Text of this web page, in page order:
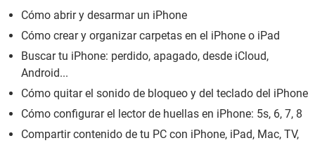
Cómo abrir y desarmar un iPhone
Cómo crear y organizar carpetas en el iPhone o iPad
Buscar tu iPhone: perdido, apagado, desde iCloud,
Android...
Cómo quitar el sonido de bloqueo y del teclado del iPhone
Cómo configurar el lector de huellas en iPhone: 5s, 6, 7, 8
Compartir contenido de tu PC con iPhone, iPad, Mac, TV,